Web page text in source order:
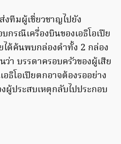
ทีมผู้เชี่ยวชาญไปยัง
กรณีเครื่องบินของเอธิโอเปีย
ด้ค้นพบกล่องดำทั้ง 2 กล่อง
า บรรดาครอบครัวของผู้เสีย
ธิโอเปียตกอาจต้องรออย่าง
ผู้ประสบเหตุกลับไปประกอบ